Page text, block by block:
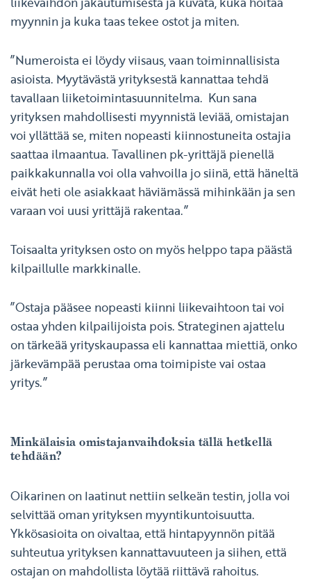
myynnin ja kuka taas tekee ostot ja miten.
”Numeroista ei löydy viisaus, vaan toiminnallisista
asioista. Myytävästä yrityksestä kannattaa tehdä
tavallaan liiketoimintasuunnitelma. Kun sana
yrityksen mahdollisesti myynnistä leviää, omistajan
voi yllättää se, miten nopeasti kiinnostuneita ostajia
saattaa ilmaantua. Tavallinen pk-yrittäjä pienellä
paikkakunnalla voi olla vahvoilla jo siinä, että häneltä
eivät heti ole asiakkaat häviämässä mihinkään ja sen
varaan voi uusi yrittäjä rakentaa.”
Toisaalta yrityksen osto on myös helppo tapa päästä
kilpaillulle markkinalle.
”Ostaja pääsee nopeasti kiinni liikevaihtoon tai voi
ostaa yhden kilpailijoista pois. Strateginen ajattelu
on tärkeää yrityskaupassa eli kannattaa miettiä, onko
järkevämpää perustaa oma toimipiste vai ostaa
yritys.”
Minkälaisia omistajanvaihdoksia tällä hetkellä
tehdään?
Oikarinen on laatinut nettiin selkeän testin, jolla voi
selvittää oman yrityksen myyntikuntoisuutta.
Ykkösasioita on oivaltaa, että hintapyynnön pitää
suhteutua yrityksen kannattavuuteen ja siihen, että
ostajan on mahdollista löytää riittävä rahoitus.